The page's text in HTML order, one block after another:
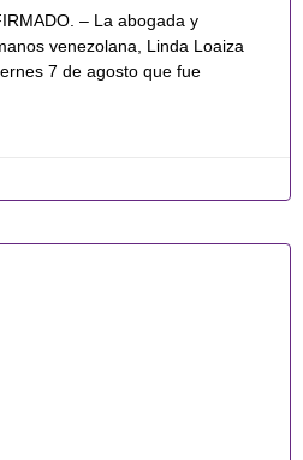
– La abogada y
venezolana, Linda Loaiza
7 de agosto que fue